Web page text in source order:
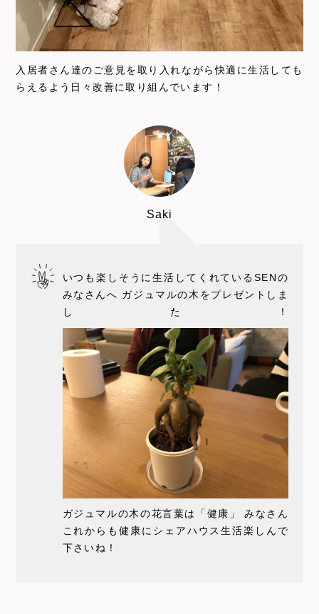
入居者さん達のご意見を取り入れながら快適に生活しても
らえるよう日々改善に取り組んでいます！
Saki
いつも楽しそうに生活してくれているSENの
みなさんへ ガジュマルの木をプレゼントしま
した！
ガジュマルの木の花言葉は「健康」 みなさん
これからも健康にシェアハウス生活楽しんで
下さいね！